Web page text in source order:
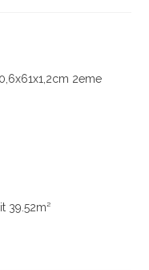
2eme
39.52m²